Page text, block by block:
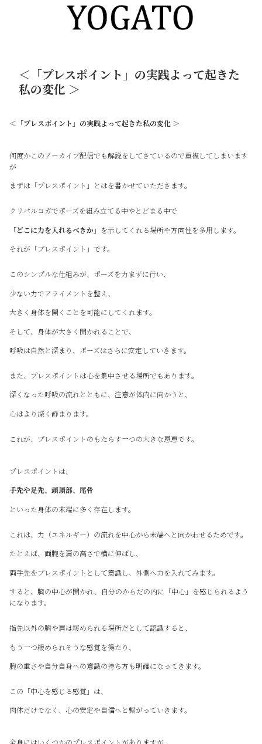
＜「プレスポイント」の実践よって起きた
私の変化 ＞
＜「プレスポイント」の実践よって起きた私の変化 ＞
何度かこのアーカイブ配信でも解説をしてきているので重複してしまいます
が
まずは「プレスポイント」とはを書かせていただきます。
クリパルヨガでポーズを組み立てる中やとどまる中で
「どこに力を入れるべきか」 を示してくれる場所や方向性を多用します。
それが「プレスポイント」です。
このシンプルな仕組みが、ポーズを力まずに行い、
少ない力でアライメントを整え、
大きく身体を開くことを可能にしてくれます。
そして、身体が大きく開かれることで、
呼吸は自然と深まり、ポーズはさらに安定していきます。
また、プレスポイントは心を集中させる場所でもあります。
深くなった呼吸の流れとともに、注意が体内に向かうと、
心はより深く静まります。
これが、プレスポイントのもたらす一つの大きな恩恵です。
プレスポイントは、
手先や足先、頭頂部、尾骨
といった身体の末端に多く存在します。
これは、力（エネルギー）の流れを中心から末端へと向かわせるためです。
たとえば、両腕を肩の高さで横に伸ばし、
両手先をプレスポイントとして意識し、外側へ力を入れてみます。
すると、胸の中心が開かれ、自分のからだの内に「中心」を感じられるよう
になります。
指先以外の胸や肩は緩められる場所だとして認識すると、
もう一つ緩められそうな感覚を得たり、
腕の重さや自分自身への意識の持ち方も明確になってきます。
この「中心を感じる感覚」は、
肉体だけでなく、心の安定や自信へと繋がっていきます。